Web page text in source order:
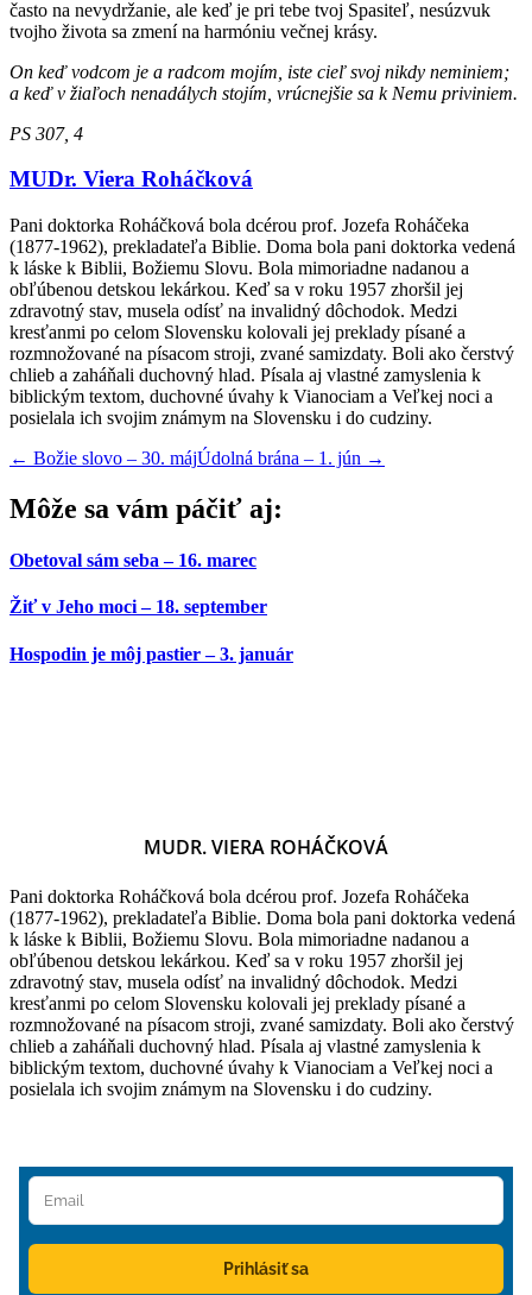
často na nevydržanie, ale keď je pri tebe tvoj Spasiteľ, nesúzvuk
tvojho života sa zmení na harmóniu večnej krásy.
On keď vodcom je a radcom mojím, iste cieľ svoj nikdy neminiem;
a keď v žiaľoch nenadálych stojím, vrúcnejšie sa k Nemu priviniem.
PS 307, 4
MUDr. Viera Roháčková
Pani doktorka Roháčková bola dcérou prof. Jozefa Roháčeka
(1877-1962), prekladateľa Biblie. Doma bola pani doktorka vedená
k láske k Biblii, Božiemu Slovu. Bola mimoriadne nadanou a
obľúbenou detskou lekárkou. Keď sa v roku 1957 zhoršil jej
zdravotný stav, musela odísť na invalidný dôchodok. Medzi
kresťanmi po celom Slovensku kolovali jej preklady písané a
rozmnožované na písacom stroji, zvané samizdaty. Boli ako čerstvý
chlieb a zaháňali duchovný hlad. Písala aj vlastné zamyslenia k
biblickým textom, duchovné úvahy k Vianociam a Veľkej noci a
posielala ich svojim známym na Slovensku i do cudziny.
← Božie slovo – 30. májÚdolná brána – 1. jún →
Môže sa vám páčiť aj:
Obetoval sám seba – 16. marec
Žiť v Jeho moci – 18. september
Hospodin je môj pastier – 3. január
MUDR. VIERA ROHÁČKOVÁ
Pani doktorka Roháčková bola dcérou prof. Jozefa Roháčeka
(1877-1962), prekladateľa Biblie. Doma bola pani doktorka vedená
k láske k Biblii, Božiemu Slovu. Bola mimoriadne nadanou a
obľúbenou detskou lekárkou. Keď sa v roku 1957 zhoršil jej
zdravotný stav, musela odísť na invalidný dôchodok. Medzi
kresťanmi po celom Slovensku kolovali jej preklady písané a
rozmnožované na písacom stroji, zvané samizdaty. Boli ako čerstvý
chlieb a zaháňali duchovný hlad. Písala aj vlastné zamyslenia k
biblickým textom, duchovné úvahy k Vianociam a Veľkej noci a
posielala ich svojim známym na Slovensku i do cudziny.
Prihlásiť sa